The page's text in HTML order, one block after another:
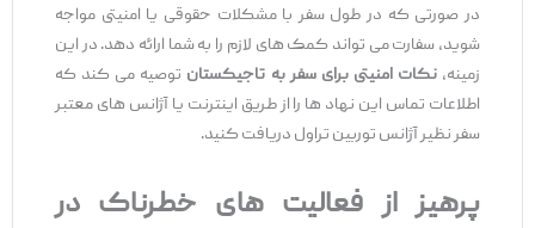
در صورتی که در طول سفر با مشکلات حقوقی یا امنیتی مواجه
شوید، سفارت می‌ تواند کمک ‌های لازم را به شما ارائه دهد. در این
زمینه،نکات امنیتی برای سفر به تاجیکستانتوصیه می ‌کند که
اطلاعات تماس این نهاد ها را از طریق اینترنت یا آژانس ‌های معتبر
سفر نظیر آژانس توربین تراول دریافت کنید.
پرهیز از فعالیت ‌های خطرناک در